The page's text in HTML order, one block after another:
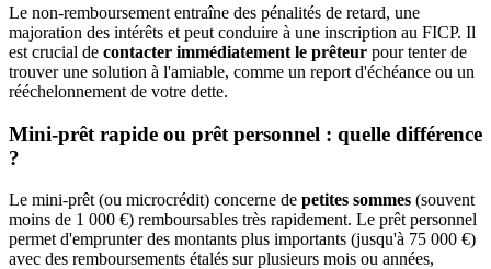
Le non-remboursement entraîne des pénalités de retard, une
majoration des intérêts et peut conduire à une inscription au FICP. Il
est crucial de contacter immédiatement le prêteur pour tenter de
trouver une solution à l'amiable, comme un report d'échéance ou un
rééchelonnement de votre dette.
Mini-prêt rapide ou prêt personnel : quelle différence
?
Le mini-prêt (ou microcrédit) concerne de petites sommes (souvent
moins de 1 000 €) remboursables très rapidement. Le prêt personnel
permet d'emprunter des montants plus importants (jusqu'à 75 000 €)
avec des remboursements étalés sur plusieurs mois ou années,